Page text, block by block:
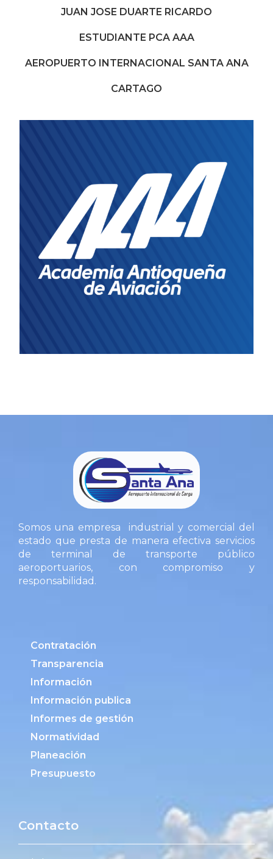
JUAN JOSE DUARTE RICARDO
ESTUDIANTE PCA AAA
AEROPUERTO INTERNACIONAL SANTA ANA
CARTAGO
Somos una empresa industrial y comercial del
estado que presta de manera efectiva servicios
de terminal de transporte público
aeroportuarios, con compromiso y
responsabilidad.
Contratación
Transparencia
Información
Información publica
Informes de gestión
Normatividad
Planeación
Presupuesto
Contacto